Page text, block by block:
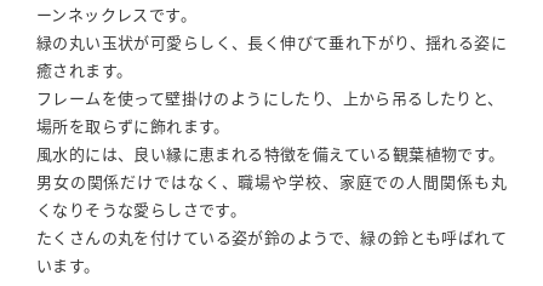
ーンネックレスです。
緑の丸い玉状が可愛らしく、長く伸びて垂れ下がり、揺れる姿に
癒されます。
フレームを使って壁掛けのようにしたり、上から吊るしたりと、
場所を取らずに飾れます。
風水的には、良い縁に恵まれる特徴を備えている観葉植物です。
男女の関係だけではなく、職場や学校、家庭での人間関係も丸
くなりそうな愛らしさです。
たくさんの丸を付けている姿が鈴のようで、緑の鈴とも呼ばれて
います。